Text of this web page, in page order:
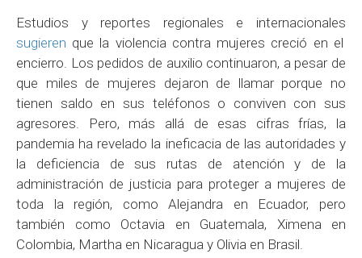
Estudios y reportes regionales e internacionales
sugieren que la violencia contra mujeres creció en el
encierro. Los pedidos de auxilio continuaron, a pesar de
que miles de mujeres dejaron de llamar porque no
tienen saldo en sus teléfonos o conviven con sus
agresores. Pero, más allá de esas cifras frías, la
pandemia ha revelado la ineficacia de las autoridades y
la deficiencia de sus rutas de atención y de la
administración de justicia para proteger a mujeres de
toda la región, como Alejandra en Ecuador, pero
también como Octavia en Guatemala, Ximena en
Colombia, Martha en Nicaragua y Olivia en Brasil.